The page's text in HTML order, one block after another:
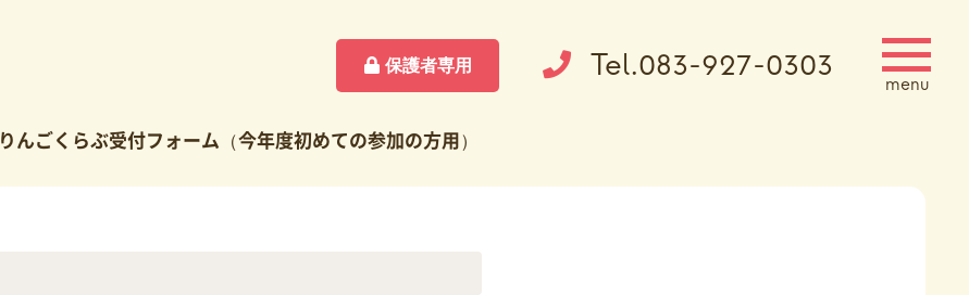
保護者専用 Tel.083-927-0303
りんごくらぶ受付フォーム（今年度初めての参加の方用）